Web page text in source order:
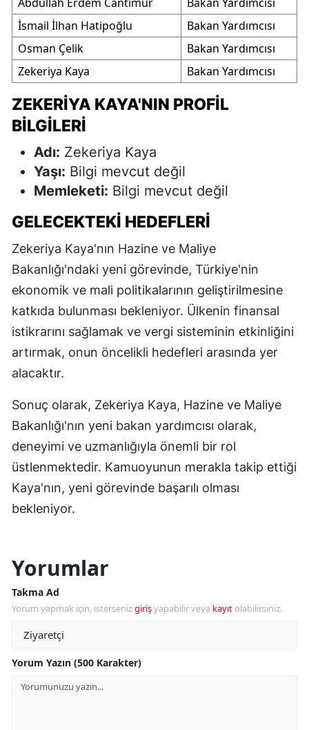
İsmail İlhan Hatipoğlu
Bakan Yardımcısı
Osman Çelik
Bakan Yardımcısı
Zekeriya Kaya
Bakan Yardımcısı
ZEKERIYA KAYA'NIN PROFIL
BILGILERI
Adı: Zekeriya Kaya
Yaşı: Bilgi mevcut değil
Memleketi: Bilgi mevcut değil
GELECEKTEKI HEDEFLERI
Zekeriya Kaya'nın Hazine ve Maliye
Bakanlığı'ndaki yeni görevinde, Türkiye'nin
ekonomik ve mali politikalarının geliştirilmesine
katkıda bulunması bekleniyor. Ülkenin finansal
istikrarını sağlamak ve vergi sisteminin etkinliğini
artırmak, onun öncelikli hedefleri arasında yer
alacaktır.
Sonuç olarak, Zekeriya Kaya, Hazine ve Maliye
Bakanlığı'nın yeni bakan yardımcısı olarak,
deneyimi ve uzmanlığıyla önemli bir rol
üstlenmektedir. Kamuoyunun merakla takip ettiği
Kaya'nın, yeni görevinde başarılı olması
bekleniyor.
Yorumlar
Takma Ad
Yorum yapmak için, istersenizgirişyapabilir veya kayıt olabilirsiniz.
Yorum Yazın (500 Karakter)